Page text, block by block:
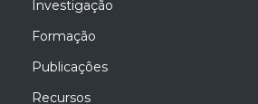
Investigação
Formação
Publicações
Recursos